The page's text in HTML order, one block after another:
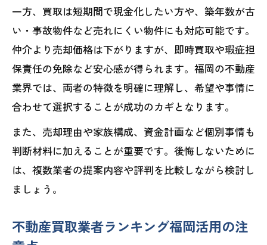
一方、買取は短期間で現金化したい方や、築年数が古
い・事故物件など売れにくい物件にも対応可能です。
仲介より売却価格は下がりますが、即時買取や瑕疵担
保責任の免除など安心感が得られます。福岡の不動産
業界では、両者の特徴を明確に理解し、希望や事情に
合わせて選択することが成功のカギとなります。
また、売却理由や家族構成、資金計画など個別事情も
判断材料に加えることが重要です。後悔しないために
は、複数業者の提案内容や評判を比較しながら検討し
ましょう。
不動産買取業者ランキング福岡活用の注